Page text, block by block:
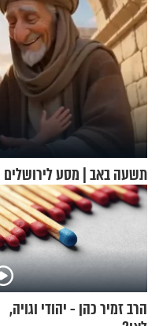
תשעה באב | מסע
הרב זמיר כהן - יהודי וגויה,